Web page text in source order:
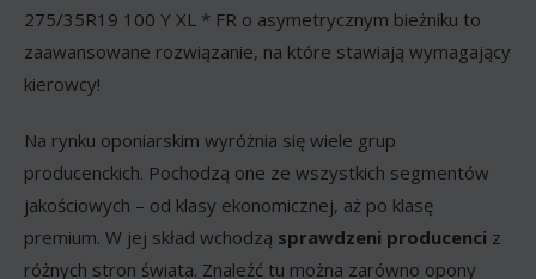
275/35R19 100 Y XL * FR o asymetrycznym bieżniku to
zaawansowane rozwiązanie, na które stawiają wymagający
kierowcy!
Na rynku oponiarskim wyróżnia się wiele grup
producenckich. Pochodzą one ze wszystkich segmentów
jakościowych – od klasy ekonomicznej, aż po klasę
premium. W jej skład wchodzą sprawdzeni producenci z
różnych stron świata. Znaleźć tu można zarówno opony